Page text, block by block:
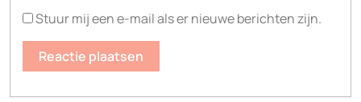
Stuur mij een e-mail als er nieuwe berichten zijn.